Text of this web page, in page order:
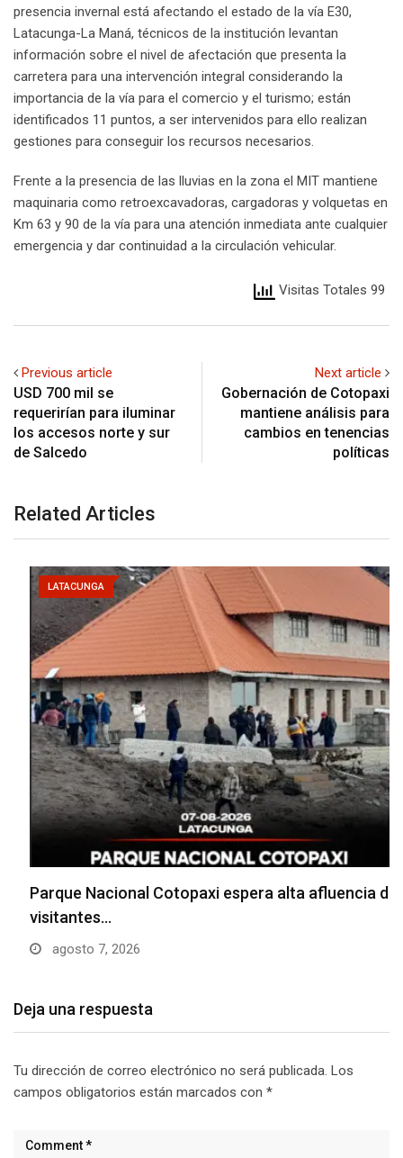
presencia invernal está afectando el estado de la vía E30,
Latacunga-La Maná, técnicos de la institución levantan
información sobre el nivel de afectación que presenta la
carretera para una intervención integral considerando la
importancia de la vía para el comercio y el turismo; están
identificados 11 puntos, a ser intervenidos para ello realizan
gestiones para conseguir los recursos necesarios.
Frente a la presencia de las lluvias en la zona el MIT mantiene
maquinaria como retroexcavadoras, cargadoras y volquetas en
Km 63 y 90 de la vía para una atención inmediata ante cualquier
emergencia y dar continuidad a la circulación vehicular.
Visitas Totales 99
Previous article
USD 700 mil se
requerirían para iluminar
los accesos norte y sur
de Salcedo
Next article
Gobernación de Cotopaxi
mantiene análisis para
cambios en tenencias
políticas
Related Articles
LATACUNGA
Parque Nacional Cotopaxi espera alta afluencia de
visitantes…
agosto 7, 2026
Deja una respuesta
Tu dirección de correo electrónico no será publicada. Los
campos obligatorios están marcados con *